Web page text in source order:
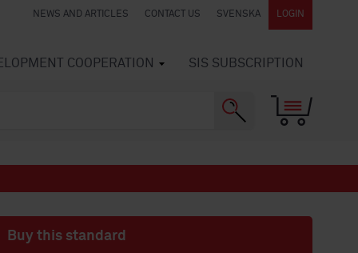
NEWS AND ARTICLES CONTACT US SVENSKA LOGIN
COOPERATION SIS SUBSCRIPTION
Buy this standard